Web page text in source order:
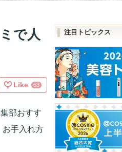
で人
Like 63
部おすす
お手入れ方
注目トピックス